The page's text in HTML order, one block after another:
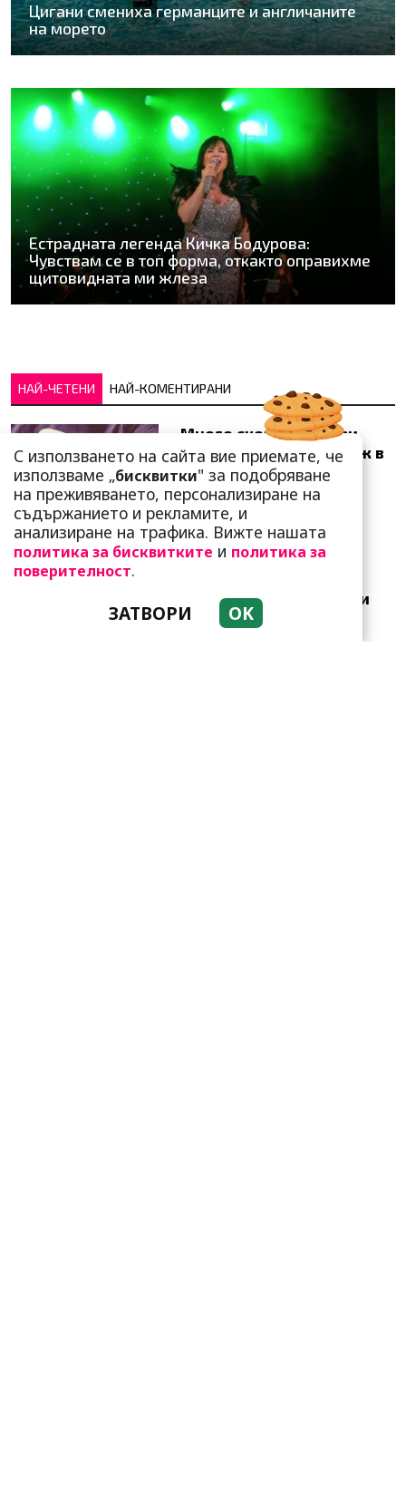
Цигани смениха германците и англичаните
на морето
Естрадната легенда Кичка Бодурова:
Чувствам се в топ форма, откакто оправихме
щитовидната ми жлеза
НАЙ-ЧЕТЕНИ НАЙ-КОМЕНТИРАНИ
Много скоро! Тези три
зодии ще получат „нож в
гърба“ (Ще бъдат
предаде...
Добре е да знаете! Тези
три зодии умеят да
С използването на сайта вие приемате, че
използваме „бисквитки" за подобряване
на преживяването, персонализиране на
съдържанието и рекламите, и
анализиране на трафика. Вижте нашата
политика за бисквитките и политика за
поверителност.
ЗАТВОРИ OK